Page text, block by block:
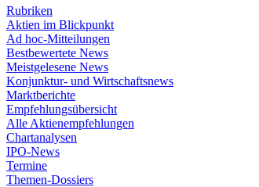
Rubriken
Aktien im Blickpunkt
Ad hoc-Mitteilungen
Bestbewertete News
Meistgelesene News
Konjunktur- und Wirtschaftsnews
Marktberichte
Empfehlungsübersicht
Alle Aktienempfehlungen
Chartanalysen
IPO-News
Termine
Themen-Dossiers